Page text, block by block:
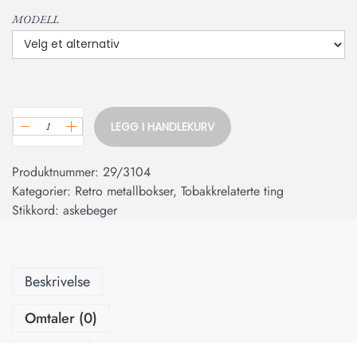
MODELL
LEGG I HANDLEKURV
Produktnummer: 29/3104
Kategorier: Retro metallbokser, Tobakkrelaterte ting
Stikkord: askebeger
Beskrivelse
Omtaler (0)